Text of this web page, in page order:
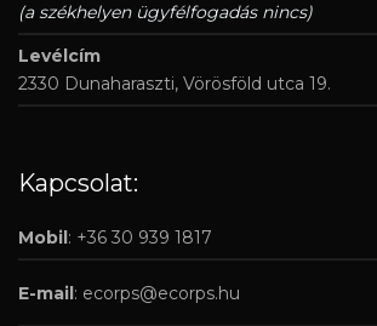
(a székhelyen ügyfélfogadás nincs)
Levélcím
2330 Dunaharaszti, Vörösföld utca 19.
Kapcsolat:
Mobil : +36 30 939 1817
E-mail : ecorps@ecorps.hu